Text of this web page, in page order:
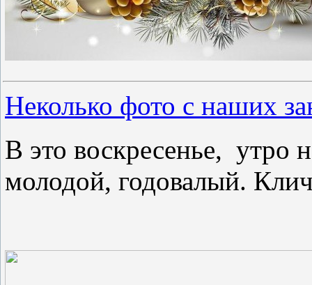
Неколько фото с наших
В это воскресенье, утро
молодой, годовалый.